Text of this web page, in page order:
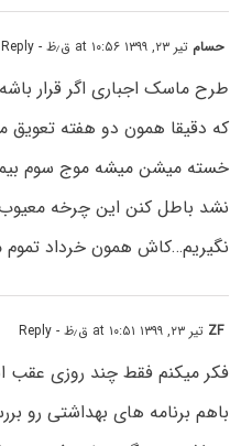
حسام تیر ۲۳, ۱۳۹۹ at ۱۰:۵۶ ق٫ظ - Reply
طرح ماسک اجباری اگر قرار
که دقیقا همون دو هفته تعویق
خسته میشن میشه موج سوم
نشد باطل کنن این چرخه
نگیریم…کاش همون خرداد
ZF تیر ۲۳, ۱۳۹۹ at ۱۰:۵۱ ق٫ظ - Reply
فکر میکنم فقط چند روزی عقب
باهم برنامه های بهداشتی رو